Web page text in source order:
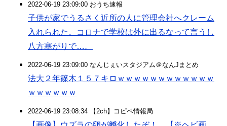
2022-06-19 23:09:00 おうち速報
子供が家でうるさく近所の人に管理会社へクレーム
入れられた。コロナで学校は外に出るなって言うし
八方塞がりで…。
2022-06-19 23:09:00 なんじぇいスタジアム＠なんJまとめ
法大２年篠木１５７キロｗｗｗｗｗｗｗｗｗｗｗｗ
ｗｗｗｗｗｗ
2022-06-19 23:08:34 【2ch】コピペ情報局